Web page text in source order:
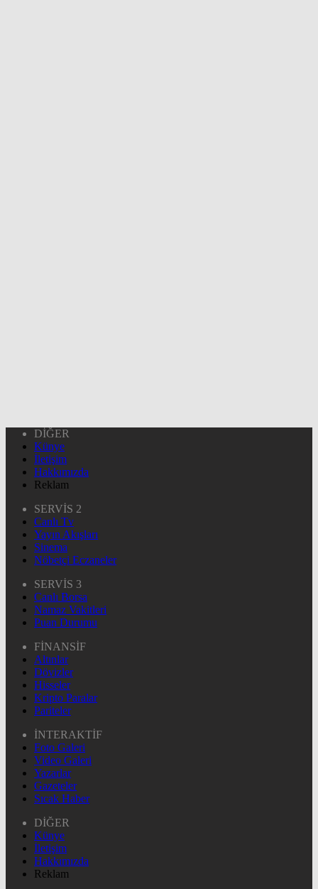
DİĞER
Künye
İletişim
Hakkımızda
Reklam
SERVİS 2
Canlı Tv
Yayın Akışları
Sinema
Nöbetçi Eczaneler
SERVİS 3
Canlı Borsa
Namaz Vakitleri
Puan Durumu
FİNANSİF
Altınlar
Dövizler
Hisseler
Kripto Paralar
Pariteler
İNTERAKTİF
Foto Galeri
Video Galeri
Yazarlar
Gazeteler
Sıcak Haber
DİĞER
Künye
İletişim
Hakkımızda
Reklam